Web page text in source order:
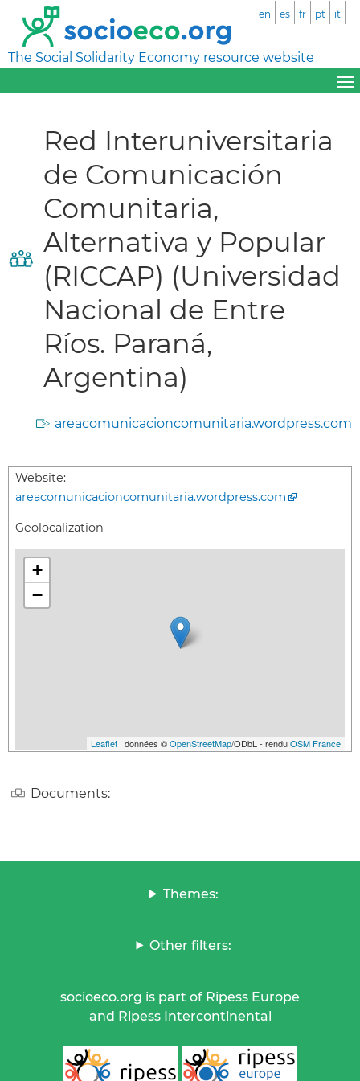
The Social Solidarity Economy resource website
en es fr pt it
Red Interuniversitaria
de Comunicación
Comunitaria,
Alternativa y Popular
(RICCAP) (Universidad
Nacional de Entre
Ríos. Paraná,
Argentina)
areacomunicacioncomunitaria.wordpress.com
Website:
areacomunicacioncomunitaria.wordpress.com
Geolocalization
+
−
Leaflet | données ©OpenStreetMap/ODbL - renduOSM France
Documents:
Themes:
Other filters:
socioeco.org is part of Ripess Europe
and Ripess Intercontinental